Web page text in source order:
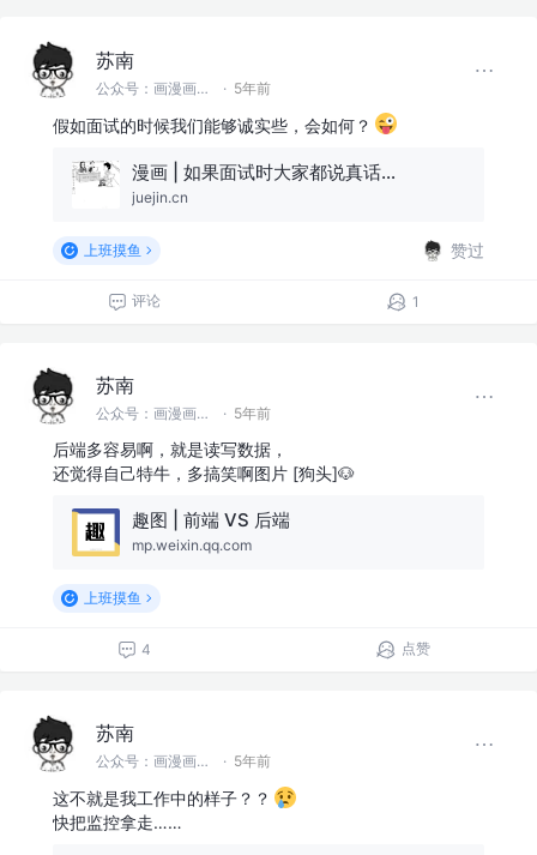
苏南
公众号：画漫画的程序员 @首席渣渣画师 · 5年前
假如面试的时候我们能够诚实些，会如何？
漫画 | 如果面试时大家都说真话…
juejin.cn
上班摸鱼 赞过
评论 1
苏南
公众号：画漫画的程序员 @首席渣渣画师 · 5年前
后端多容易啊，就是读写数据，
还觉得自己特牛，多搞笑啊图片 [狗头]🐶
趣图 | 前端 VS 后端
mp.weixin.qq.com
上班摸鱼
4 点赞
苏南
公众号：画漫画的程序员 @首席渣渣画师 · 5年前
这不就是我工作中的样子？？
快把监控拿走……